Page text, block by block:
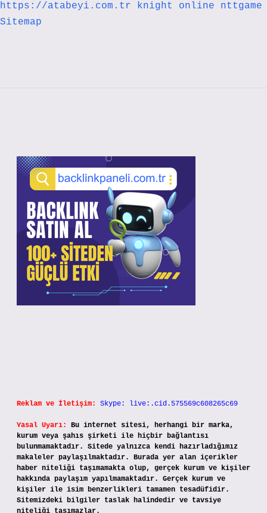
https://atabeyi.com.tr knight online
nttgame
Sitemap
Reklam ve İletişim: Skype: live:.cid.575569c608265c69
Yasal Uyarı:
Bu internet sitesi, herhangi bir marka,
kurum veya şahıs şirketi ile hiçbir bağlantısı
bulunmamaktadır. Sitede yalnızca kendi hazırladığımız
makaleler paylaşılmaktadır. Burada yer alan içerikler
haber niteliği taşımamakta olup, gerçek kurum ve kişiler
hakkında paylaşım yapılmamaktadır. Gerçek kurum ve
kişiler ile isim benzerlikleri tamamen tesadüfidir.
Sitemizdeki bilgiler taslak halindedir ve tavsiye
niteliği taşımazlar.